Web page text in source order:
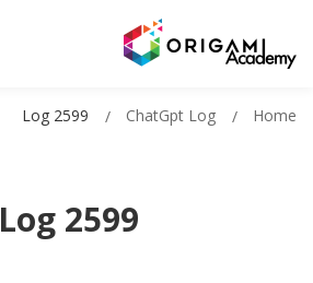
Log 2599
Home
ChatGpt Log
Log 2599